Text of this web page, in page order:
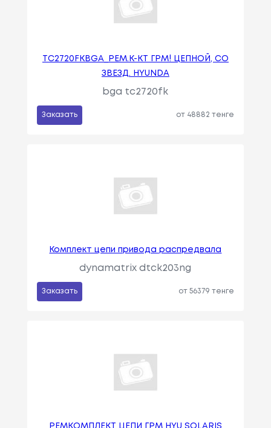
TC2720FKBGA_РЕМ.К-КТ ГРМ! ЦЕПНОЙ, CО
ЗВЕЗД. HYUNDA
bga tc2720fk
Заказать от 48882 тенге
Комплект цепи привода распредвала
dynamatrix dtck203ng
Заказать от 56379 тенге
РЕМКОМПЛЕКТ ЦЕПИ ГРМ HYU SOLARIS